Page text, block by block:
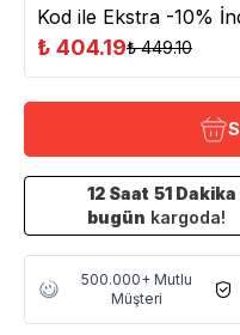
Kod ile Ekstra -10%
₺ 404.19₺ 449.10
12 Saat 51 Dakika
bugün kargoda!
500.000+ Mutlu
Müşteri